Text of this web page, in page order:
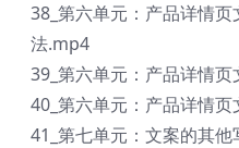
38_第六单元：产品详情
法.mp4
39_第六单元：产品详情
40_第六单元：产品详情
41_第七单元：文案的其